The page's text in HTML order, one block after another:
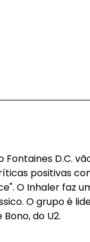
Fontaines D.C.
positivas
O Inhaler faz
O grupo é
do U2.